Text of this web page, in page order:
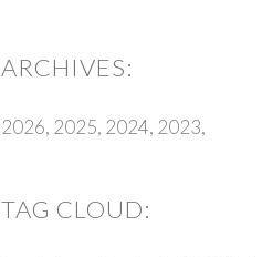
2026 2025 2024 2023